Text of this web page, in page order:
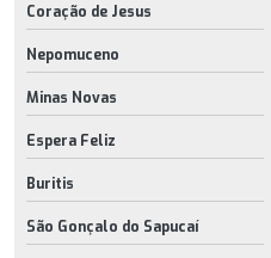
Coração de Jesus
Nepomuceno
Minas Novas
Espera Feliz
Buritis
São Gonçalo do Sapucaí